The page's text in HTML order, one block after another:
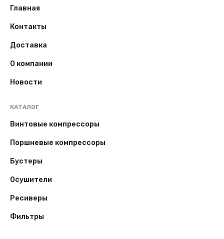
Главная
Контакты
Доставка
О компании
Новости
КАТАЛОГ
Винтовые компрессоры
Поршневые компрессоры
Бустеры
Осушители
Ресиверы
Фильтры